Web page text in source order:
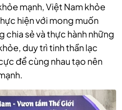
mạnh, Việt Nam khỏe
hiện với mong muốn
chia sẻ và thực hành những
duy trì tinh thần lạc
để cùng nhau tạo nên